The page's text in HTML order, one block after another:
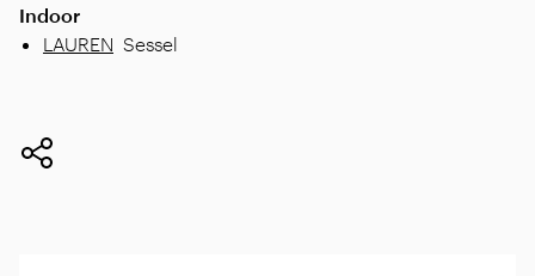
Indoor
LAUREN Sessel